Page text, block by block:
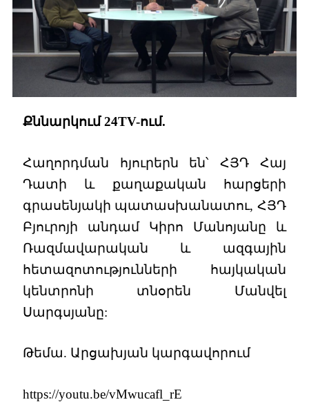
Քննարկում 24TV-ում.
Հաղորդման հյուրերն են՝ ՀՅԴ Հայ
Դատի և քաղաքական հարցերի
գրասենյակի պատասխանատու, ՀՅԴ
Բյուրոյի անդամ Կիրո Մանոյանը և
Ռազմավարական և ազգային
հետազոտությունների հայկական
կենտրոնի տնօրեն Մանվել
Սարգսյանը:
Թեմա. Արցախյան կարգավորում
https://youtu.be/vMwucafl_rE